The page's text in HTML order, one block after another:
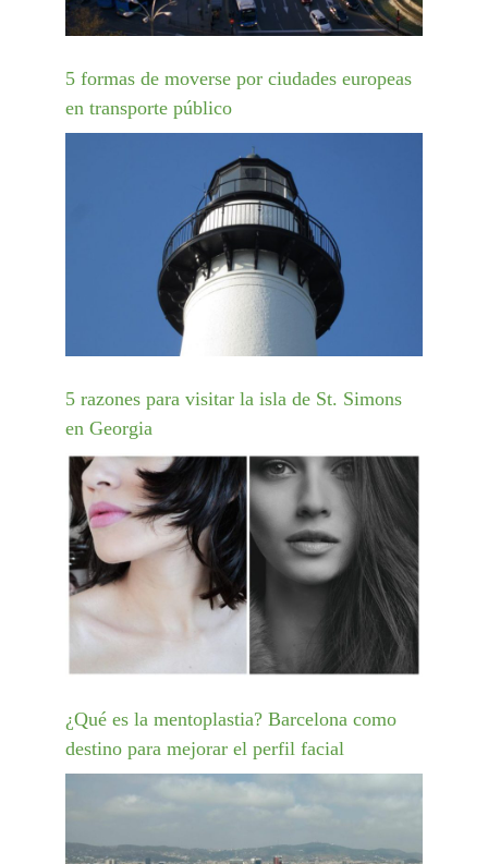
5 formas de moverse por ciudades europeas
en transporte público
5 razones para visitar la isla de St. Simons
en Georgia
¿Qué es la mentoplastia? Barcelona como
destino para mejorar el perfil facial